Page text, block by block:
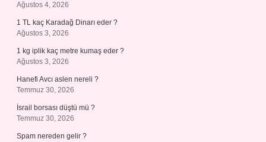
Ağustos 4, 2026
1 TL kaç Karadağ Dinarı eder ?
Ağustos 3, 2026
1 kg iplik kaç metre kumaş eder ?
Ağustos 3, 2026
Hanefi Avcı aslen nereli ?
Temmuz 30, 2026
İsrail borsası düştü mü ?
Temmuz 30, 2026
Spam nereden gelir ?